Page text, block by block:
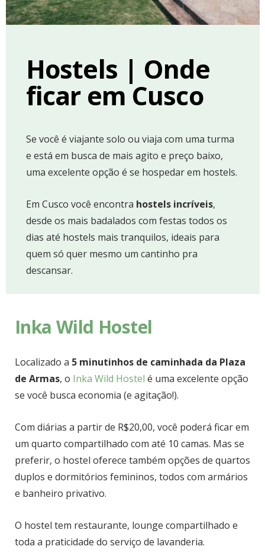
Hostels | Onde
ficar em Cusco
Se você é viajante solo ou viaja com uma turma
e está em busca de mais agito e preço baixo,
uma excelente opção é se hospedar em hostels.
Em Cusco você encontra hostels incríveis,
desde os mais badalados com festas todos os
dias até hostels mais tranquilos, ideais para
quem só quer mesmo um cantinho pra
descansar.
Inka Wild Hostel
Localizado a 5 minutinhos de caminhada da Plaza
de Armas, o Inka Wild Hostel é uma excelente opção
se você busca economia (e agitação!).
Com diárias a partir de R$20,00, você poderá ficar em
um quarto compartilhado com até 10 camas. Mas se
preferir, o hostel oferece também opções de quartos
duplos e dormitórios femininos, todos com armários
e banheiro privativo.
O hostel tem restaurante, lounge compartilhado e
toda a praticidade do serviço de lavanderia.